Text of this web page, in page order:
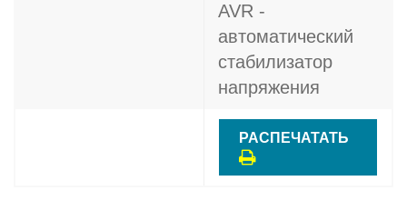
AVR -
автоматический
стабилизатор
напряжения
РАСПЕЧАТАТЬ